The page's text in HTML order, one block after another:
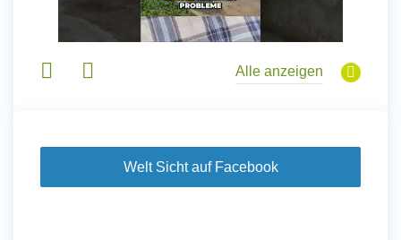
Alle anzeigen
Welt Sicht auf Facebook